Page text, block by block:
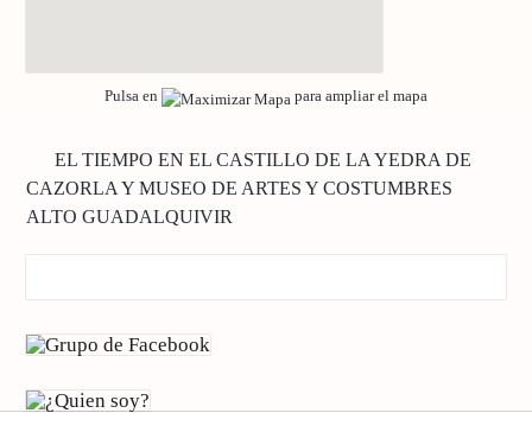
Pulsa en para ampliar el mapa
EL TIEMPO EN EL CASTILLO DE LA YEDRA DE
CAZORLA Y MUSEO DE ARTES Y COSTUMBRES
ALTO GUADALQUIVIR